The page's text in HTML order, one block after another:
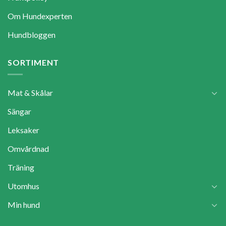
Om Hundexperten
Hundbloggen
SORTIMENT
Mat & Skålar
Sängar
Leksaker
Omvårdnad
Träning
Utomhus
Min hund